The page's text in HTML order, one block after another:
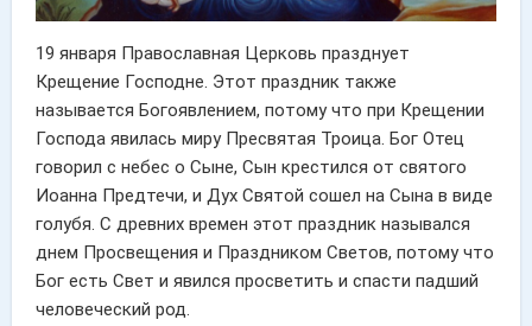
19 января Православная Церковь празднует
Крещение Господне. Этот праздник также
называется Богоявлением, потому что при Крещении
Господа явилась миру Пресвятая Троица. Бог Отец
говорил с небес о Сыне, Сын крестился от святого
Иоанна Предтечи, и Дух Святой сошел на Сына в виде
голубя. С древних времен этот праздник назывался
днем Просвещения и Праздником Светов, потому что
Бог есть Свет и явился просветить и спасти падший
человеческий род.